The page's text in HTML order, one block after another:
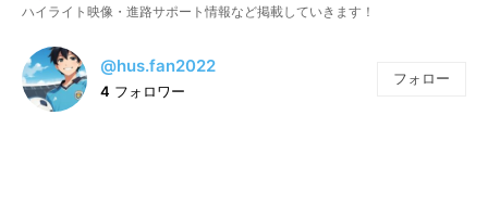
ハイライト映像・進路サポート情報など掲載していきます！
@hus.fan2022
4 フォロワー
フォロー